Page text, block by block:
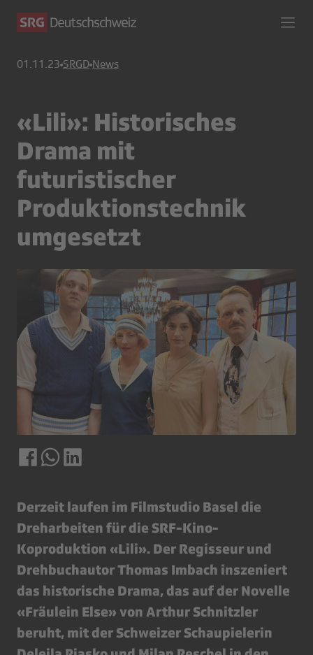
01.11.23 SRGD News
«Lili»: Historisches
Drama mit
futuristischer
Produktionstechnik
umgesetzt
Derzeit laufen im Filmstudio Basel die
Dreharbeiten für die SRF-Kino-
Koproduktion «Lili». Der Regisseur und
Drehbuchautor Thomas Imbach inszeniert
das historische Drama, das auf der Novelle
«Fräulein Else» von Arthur Schnitzler
beruht, mit der Schweizer Schaupielerin